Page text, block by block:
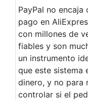
PayPal no
pago en
con millones de
fiables y son
un instrumento
que este sistema
dinero, y no para
controlar si el